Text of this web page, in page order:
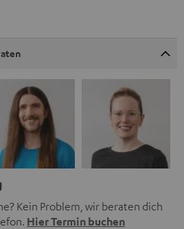
Kein Problem, wir beraten dich
Hier Termin buchen